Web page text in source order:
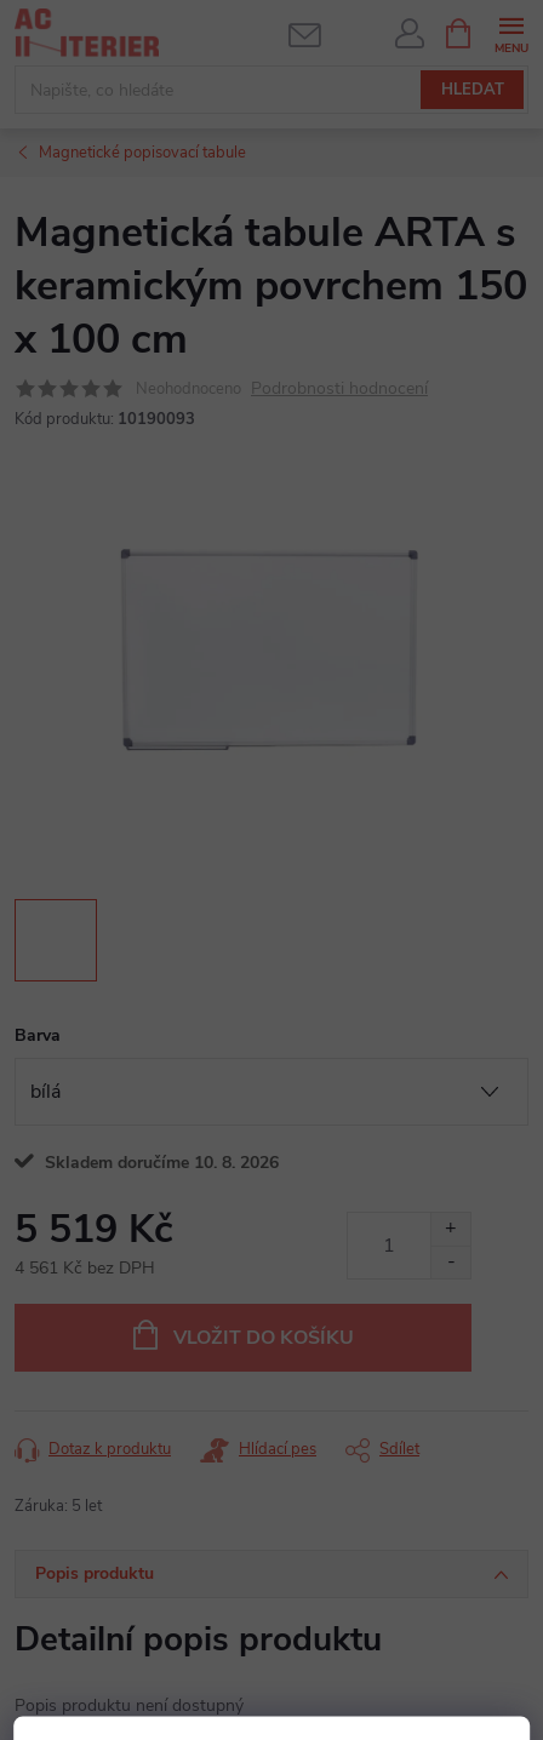
Přejít
na
HLEDAT
NÁKUPNÍ
KOŠÍK
Magnetické popisovací tabule
Magnetická tabule ARTA s
keramickým povrchem 150
x 100 cm
Neohodnoceno Podrobnosti hodnocení
Kód produktu: 10190093
Barva
Skladem doručíme 10. 8. 2026
5 519 Kč
4 561 Kč bez DPH
VLOŽIT DO KOŠÍKU
Dotaz k produktu Hlídací pes Sdílet
Záruka: 5 let
Popis produktu
Detailní popis produktu
Popis produktu není dostupný